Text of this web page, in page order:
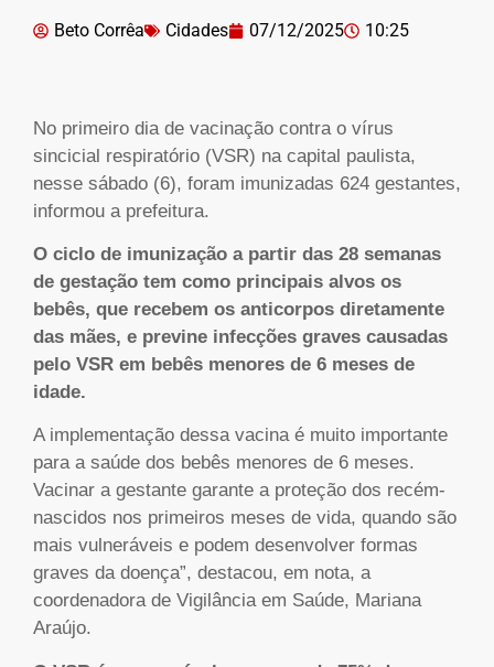
Beto Corrêa Cidades 07/12/2025 10:25
No primeiro dia de vacinação contra o vírus
sincicial respiratório (VSR) na capital paulista,
nesse sábado (6), foram imunizadas 624 gestantes,
informou a prefeitura.
O ciclo de imunização a partir das 28 semanas
de gestação tem como principais alvos os
bebês, que recebem os anticorpos diretamente
das mães, e previne infecções graves causadas
pelo VSR em bebês menores de 6 meses de
idade.
A implementação dessa vacina é muito importante
para a saúde dos bebês menores de 6 meses.
Vacinar a gestante garante a proteção dos recém-
nascidos nos primeiros meses de vida, quando são
mais vulneráveis e podem desenvolver formas
graves da doença”, destacou, em nota, a
coordenadora de Vigilância em Saúde, Mariana
Araújo.